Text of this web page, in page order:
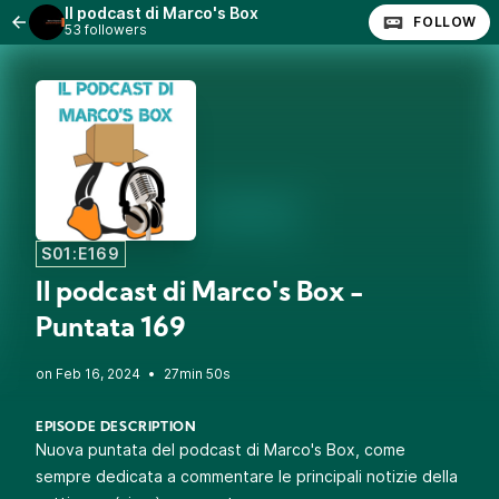
Il podcast di Marco's Box
53 followers FOLLOW
S01:E169
Il podcast di Marco's Box -
Puntata 169
• 27min 50s
EPISODE DESCRIPTION
Nuova puntata del podcast di Marco's Box, come
sempre dedicata a commentare le principali notizie della